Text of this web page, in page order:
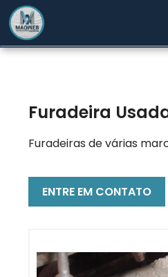
Furadeira
Furadeiras de várias
ENTRE EM CONTATO